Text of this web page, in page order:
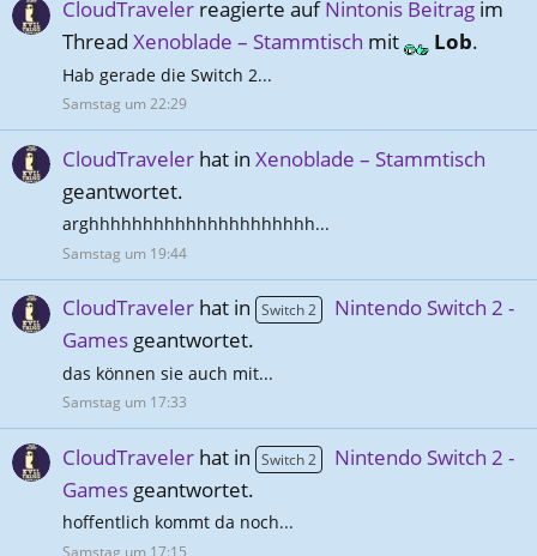
CloudTraveler reagierte aufNintonis Beitrag im
Thread Xenoblade – Stammtisch mit Lob.
Hab gerade die Switch 2...
Samstag um 22:29
CloudTraveler hat in Xenoblade – Stammtisch
geantwortet.
arghhhhhhhhhhhhhhhhhhhhh...
Samstag um 19:44
CloudTraveler hat in Switch 2
Nintendo Switch 2 -
Games geantwortet.
das können sie auch mit...
Samstag um 17:33
CloudTraveler hat in Switch 2
Nintendo Switch 2 -
Games geantwortet.
hoffentlich kommt da noch...
Samstag um 17:15